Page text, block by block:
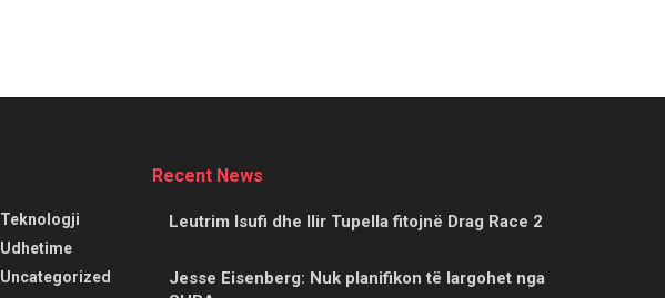
Teknologji
Udhetime
Uncategorized
Recent News
Leutrim Isufi dhe Ilir Tupella fitojnë Drag Race 2
Jesse Eisenberg: Nuk planifikon të largohet nga